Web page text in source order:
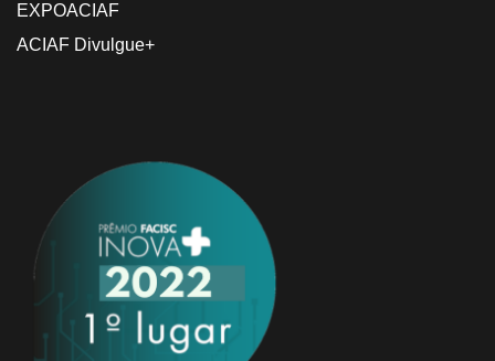
EXPOACIAF
ACIAF Divulgue+